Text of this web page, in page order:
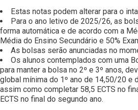
Estas notas podem alterar para o
Para o ano letivo de 2025/26, as
forma automática e de acordo com a
Média do Ensino Secundário e 50%
As bolsas serão anunciadas no
Os alunos contemplados com uma
para manter a bolsa no 2º e 3º anos,
global mínima do 1º ano de 14,50/20 e
assim como completar 58,5 ECTS no
ECTS no final do segundo ano.